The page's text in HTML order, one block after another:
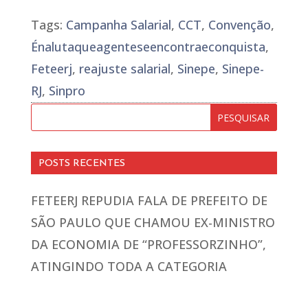
Tags: Campanha Salarial, CCT, Convenção,
Énalutaqueagenteseencontraeconquista,
Feteerj, reajuste salarial, Sinepe, Sinepe-
RJ, Sinpro
POSTS RECENTES
FETEERJ REPUDIA FALA DE PREFEITO DE
SÃO PAULO QUE CHAMOU EX-MINISTRO
DA ECONOMIA DE “PROFESSORZINHO”,
ATINGINDO TODA A CATEGORIA